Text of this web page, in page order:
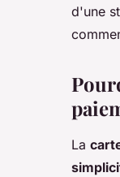
d'une
La